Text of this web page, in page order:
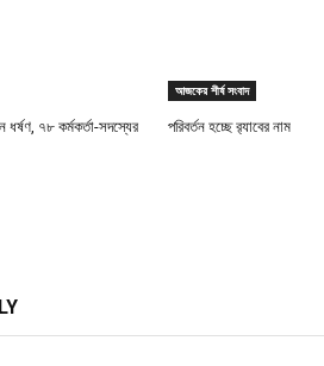
ধর্ষণ, ৭৮ কর্মকর্তা-সদস্যের
আজকের শীর্ষ সংবাদ
পরিবর্তন হচ্ছে র‌্যাবের নাম